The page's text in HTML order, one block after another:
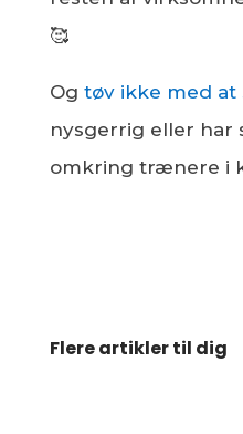
🥰
Og tøv ikke med at
nysgerrig eller har
omkring trænere i
Flere artikler til dig